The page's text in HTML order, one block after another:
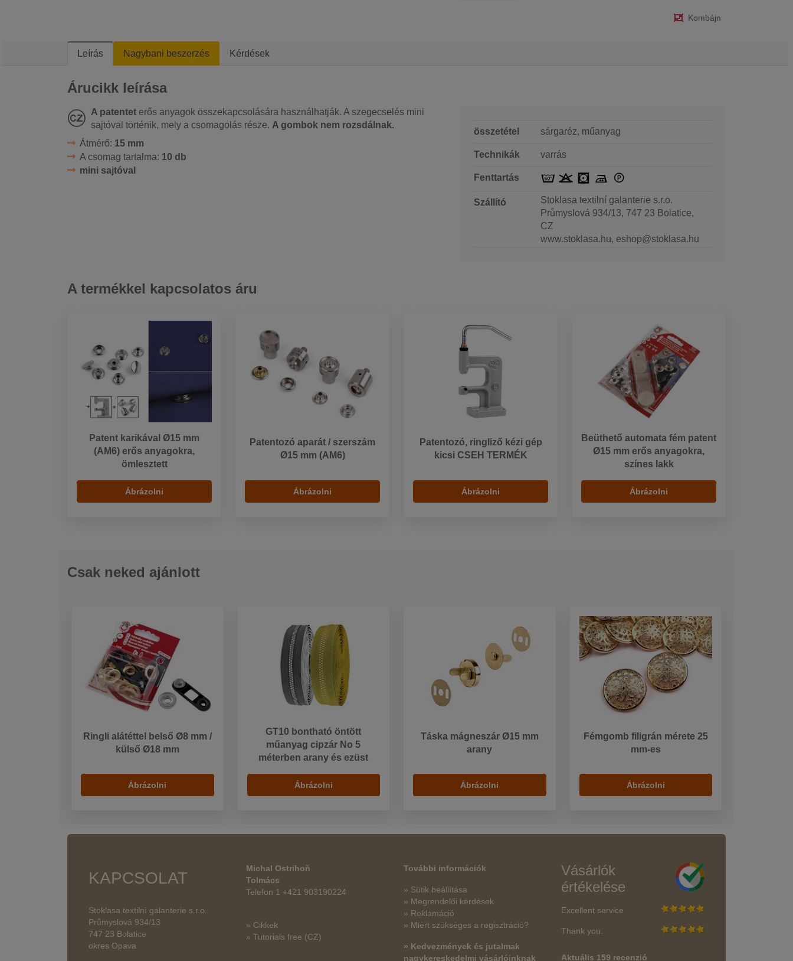
Kombájn
Leírás Nagybani beszerzés Kérdések
Árucikk leírása
A patentet erős anyagok összekapcsolására használhatják. A szegecselés mini
sajtóval történik, mely a csomagolás része. A gombok nem rozsdálnak.
Átmérő: 15 mm
A csomag tartalma: 10 db
mini sajtóval
összetétel sárgaréz, műanyag
Technikák varrás
Fenttartás
Szállító
Stoklasa textilní galanterie s.r.o.
Průmyslová 934/13, 747 23 Bolatice,
CZ
www.stoklasa.hu, eshop@stoklasa.hu
A termékkel kapcsolatos áru
Patent karikával Ø15 mm
(AM6) erős anyagokra,
ömlesztett
Ábrázolni
Patentozó aparát / szerszám
Ø15 mm (AM6)
Ábrázolni
Patentozó, ringliző kézi gép
kicsi CSEH TERMÉK
Ábrázolni
Beüthető automata fém patent
Ø15 mm erős anyagokra,
színes lakk
Ábrázolni
Csak neked ajánlott
Ringli alátéttel belső Ø8 mm /
külső Ø18 mm
Ábrázolni
GT10 bontható öntött
műanyag cipzár No 5
méterben arany és ezüst
Ábrázolni
Táska mágneszár Ø15 mm
arany
Ábrázolni
Fémgomb filigrán mérete 25
mm-es
Ábrázolni
KAPCSOLAT
Stoklasa textilní galanterie s.r.o.
Průmyslová 934/13
747 23 Bolatice
okres Opava
Michal Ostrihoň
Tolmács
Telefon 1 +421 903190224
» Cikkek
» Tutorials free (CZ)
További információk
» Sütik beállítása
» Megrendelői kérdések
» Reklamáció
» Miért szükséges a regisztráció?
» Kedvezmények és jutalmak
nagykereskedelmi vásárlóinknak
Vásárlók
értékelése
Excellent service
Thank you.
Aktuális 159 recenzió